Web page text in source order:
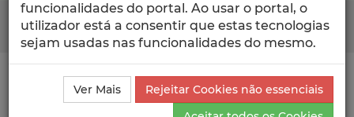
Search Button
Ciência_Iscte Comunicações
Descrição Detalhada
da Comunicação
Visualizações
funcionalidades do portal. Ao usar o portal, o
utilizador está a consentir que estas tecnologias
sejam usadas nas funcionalidades do mesmo.
Ver Mais
Rejeitar Cookies não essenciais